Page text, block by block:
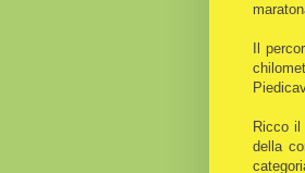
Il
Ricco il
della